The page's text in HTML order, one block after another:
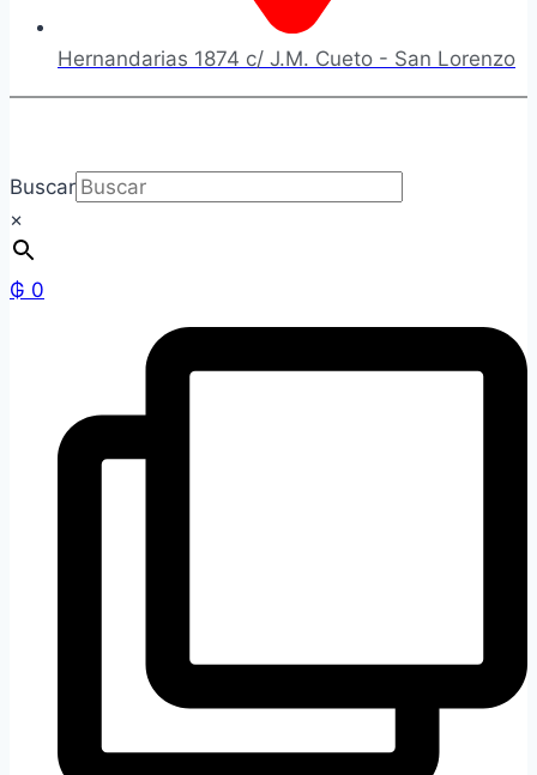
Hernandarias 1874 c/ J.M. Cueto - San Lorenzo
Buscar
×
₲ 0